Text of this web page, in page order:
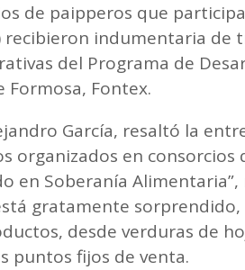
de paipperos que
recibieron indumentaria de
del Programa de
Fontex.
García, resaltó la
organizados en consorcios
en Soberanía
gratamente
desde verduras de
puntos fijos de venta.